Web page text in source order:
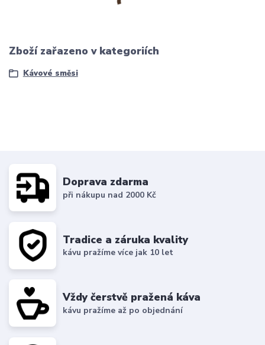
Zboží zařazeno v kategoriích
Kávové směsi
Doprava zdarma
při nákupu nad 2000 Kč
Tradice a záruka kvality
kávu pražíme více jak 10 let
Vždy čerstvě pražená káva
kávu pražíme až po objednání